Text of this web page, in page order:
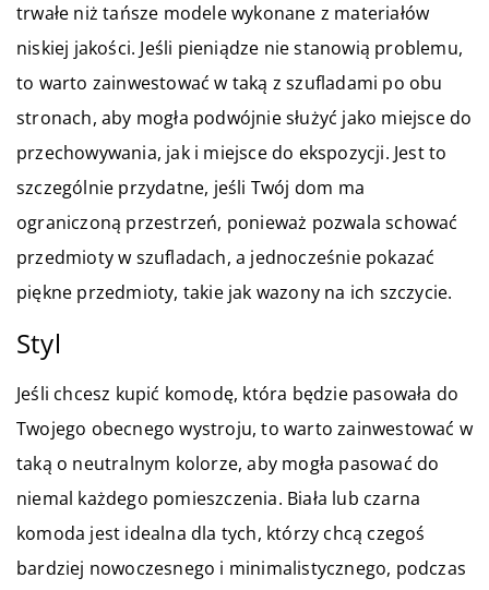
trwałe niż tańsze modele wykonane z materiałów
niskiej jakości. Jeśli pieniądze nie stanowią problemu,
to warto zainwestować w taką z szufladami po obu
stronach, aby mogła podwójnie służyć jako miejsce do
przechowywania, jak i miejsce do ekspozycji. Jest to
szczególnie przydatne, jeśli Twój dom ma
ograniczoną przestrzeń, ponieważ pozwala schować
przedmioty w szufladach, a jednocześnie pokazać
piękne przedmioty, takie jak wazony na ich szczycie.
Styl
Jeśli chcesz kupić komodę, która będzie pasowała do
Twojego obecnego wystroju, to warto zainwestować w
taką o neutralnym kolorze, aby mogła pasować do
niemal każdego pomieszczenia. Biała lub czarna
komoda jest idealna dla tych, którzy chcą czegoś
bardziej nowoczesnego i minimalistycznego, podczas